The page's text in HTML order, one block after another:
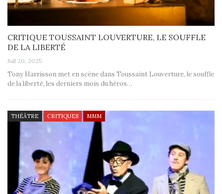
CRITIQUE TOUSSAINT LOUVERTURE, LE SOUFFLE
DE LA LIBERTÉ
Juil 20, 2025
Tony Harrisson met en scène dans Toussaint Louverture, le souffle
de la liberté, les derniers mois du héros…
THÉÂTRE CRITIQUES MMM